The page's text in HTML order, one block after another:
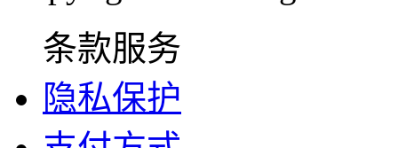
条款服务
隐私保护